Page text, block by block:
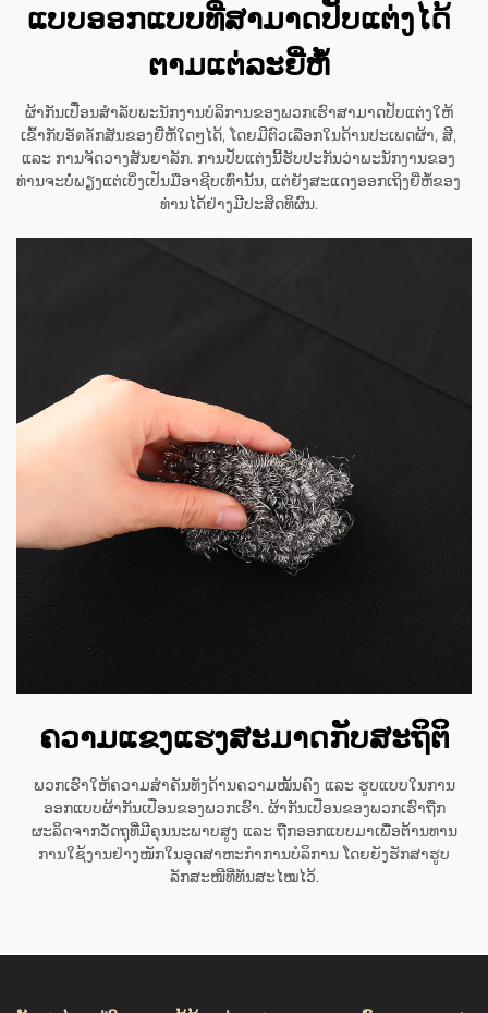
ແບບອອກແບບທີ່ສາມາດປັບແຕ່ງໄດ້
ຕາມແຕ່ລະຍີ່ຫໍ້
ຜ້າກັນເປື່ອນສຳລັບພະນັກງານບໍລິການຂອງພວກເຮົາສາມາດປັບແຕ່ງໃຫ້
ເຂົ້າກັບອັตลັກສັນຂອງຍີ່ຫໍ້ໃດໆໄດ້, ໂດຍມີຕົວເລືອກໃນດ້ານປະເພດຜ້າ, ສີ,
ແລະ ການຈັດວາງສັນຍາລັກ. ການປັບແຕ່ງນີ້ຮັບປະກັນວ່າພະນັກງານຂອງ
ທ່ານຈະບໍ່ພຽງແຕ່ເບິ່ງເປັນມືອາຊີບເທົ່ານັ້ນ, ແຕ່ຍັງສະແດງອອກເຖິງຍີ່ຫໍ້ຂອງ
ທ່ານໄດ້ຢ່າງມີປະສິດທິຜົນ.
ຄວາມແຂງແຮງສະມາດກັບສະຖິຕິ
ພວກເຮົາໃຫ້ຄວາມສຳຄັນທັງດ້ານຄວາມໝັ້ນຄົງ ແລະ ຮູບແບບໃນການ
ອອກແບບຜ້າກັນເປື່ອນຂອງພວກເຮົາ. ຜ້າກັນເປື່ອນຂອງພວກເຮົາຖືກ
ຜະລິດຈາກວັດຖຸທີ່ມີຄຸນນະພາບສູງ ແລະ ຖືກອອກແບບມາເພື່ອຕ້ານທານ
ການໃຊ້ງານຢ່າງໜັກໃນອຸດສາຫະກຳການບໍລິການ ໂດຍຍັງຮັກສາຮູບ
ລັກສະໜີທີ່ທັນສະໄໝໄວ້.